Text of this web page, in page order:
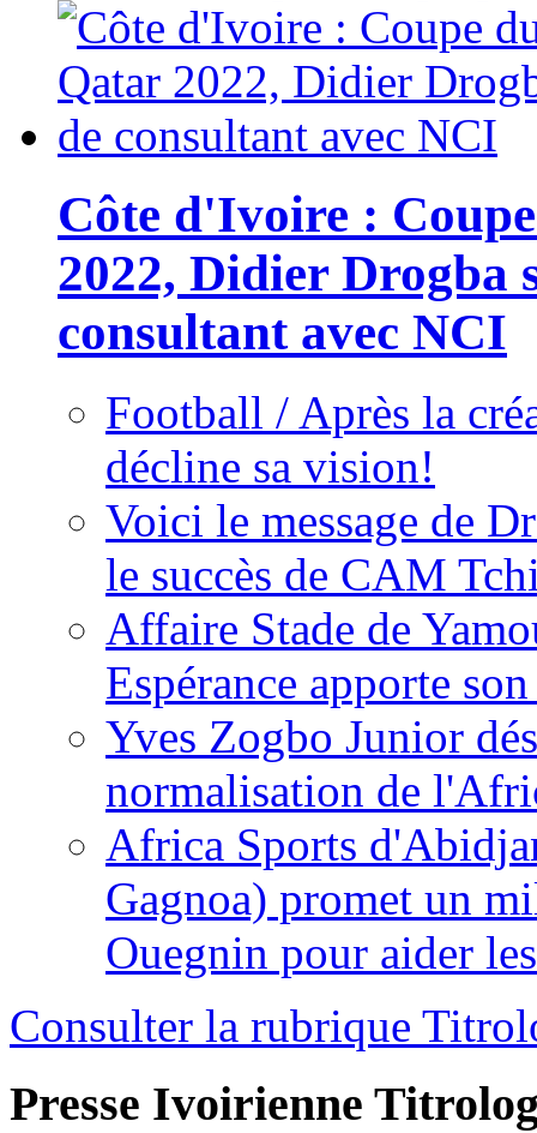
Côte d'Ivoire :
2022, Didier Drogba
consultant avec NCI
Football / Après la
décline sa vision!
Voici le message de
le succès de CAM
Affaire Stade de
Espérance apporte
Yves Zogbo Junior
normalisation de
Africa Sports
Gagnoa) promet un
Ouegnin pour aider
Consulter la rubrique
Presse Ivoirienne